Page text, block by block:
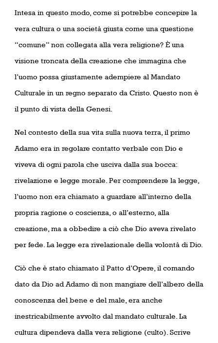
Intesa in questo modo, come si potrebbe concepire la
vera cultura o una società giusta come una questione
“comune” non collegata alla vera religione? È una
visione troncata della creazione che immagina che
l’uomo possa giustamente adempiere al Mandato
Culturale in un regno separato da Cristo. Questo non è
il punto di vista della Genesi.
Nel contesto della sua vita sulla nuova terra, il primo
Adamo era in regolare contatto verbale con Dio e
viveva di ogni parola che usciva dalla sua bocca:
rivelazione e legge morale. Per comprendere la legge,
l’uomo non era chiamato a guardare all’interno della
propria ragione o coscienza, o all’esterno, alla
creazione, ma a obbedire a ciò che Dio aveva rivelato
per fede. La legge era rivelazionale della volontà di Dio.
Ciò che è stato chiamato il Patto d’Opere, il comando
dato da Dio ad Adamo di non mangiare dell’albero della
conoscenza del bene e del male, era anche
inestricabilmente avvolto dal mandato culturale. La
cultura dipendeva dalla vera religione (culto). Scrive